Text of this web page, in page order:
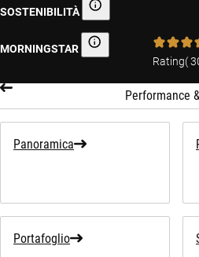
SOSTENIBILITÀ Informativa sulla
MORNINGSTAR Morningstar
Rating(
Performance
Panoramica
Portafoglio